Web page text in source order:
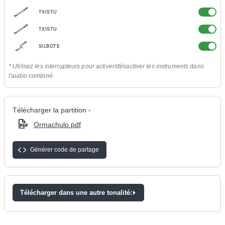
TXISTU
TXISTU
SILBOTE
* Utilisez les interrupteurs pour activer/désactiver les instruments dans
l'audio combiné.
Télécharger la partition -
Ormachulo.pdf
Générer code de partage
Télécharger dans une autre tonalité: